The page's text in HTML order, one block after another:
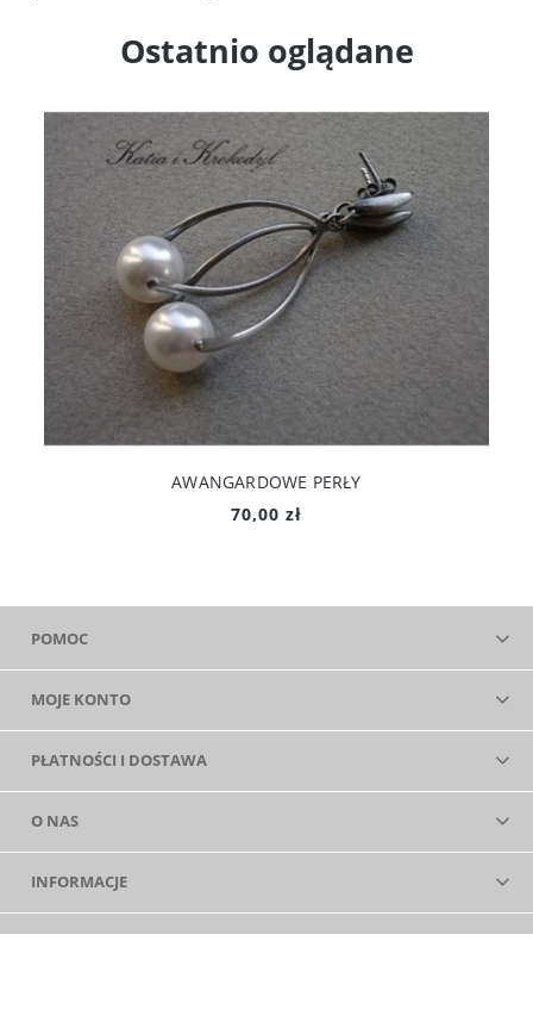
Ostatnio oglądane
AWANGARDOWE PERŁY
70,00 zł
POMOC
MOJE KONTO
PŁATNOŚCI I DOSTAWA
O NAS
INFORMACJE